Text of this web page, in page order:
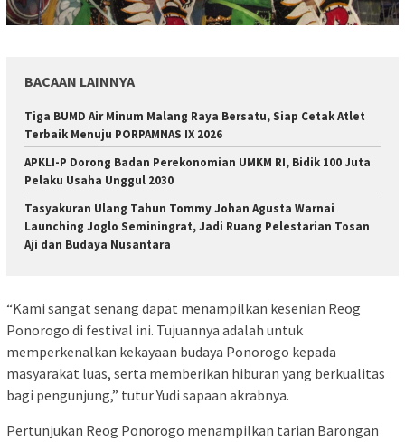
BACAAN LAINNYA
Tiga BUMD Air Minum Malang Raya Bersatu, Siap Cetak Atlet
Terbaik Menuju PORPAMNAS IX 2026
APKLI-P Dorong Badan Perekonomian UMKM RI, Bidik 100 Juta
Pelaku Usaha Unggul 2030
Tasyakuran Ulang Tahun Tommy Johan Agusta Warnai
Launching Joglo Seminingrat, Jadi Ruang Pelestarian Tosan
Aji dan Budaya Nusantara
“Kami sangat senang dapat menampilkan kesenian Reog
Ponorogo di festival ini. Tujuannya adalah untuk
memperkenalkan kekayaan budaya Ponorogo kepada
masyarakat luas, serta memberikan hiburan yang berkualitas
bagi pengunjung,” tutur Yudi sapaan akrabnya.
Pertunjukan Reog Ponorogo menampilkan tarian Barongan